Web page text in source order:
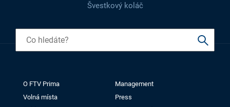
Švestkový koláč
O FTV Prima
Management
Volná místa
Press